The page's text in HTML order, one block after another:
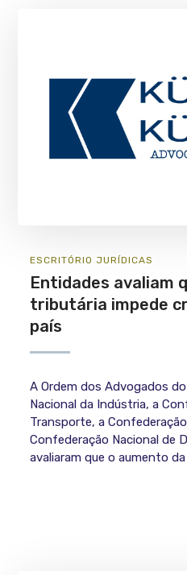
ESCRITÓRIO JURÍ­DICAS
Entidades avaliam
tributária impede
país
A Ordem dos Advogados
Nacional da Indústria, a
Transporte, a
Confederação Nacional de
avaliaram que o aumento da